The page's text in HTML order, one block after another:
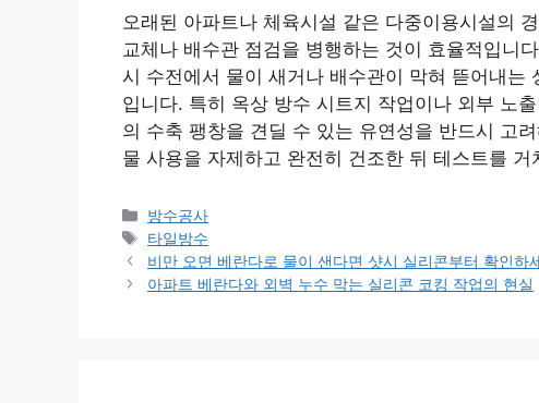
오래된 아파트나 체육시설 같은 다중이용시설의
교체나 배수관 점검을 병행하는 것이 효율적입니
시 수전에서 물이 새거나 배수관이 막혀 뜯어내는
입니다. 특히 옥상 방수 시트지 작업이나 외부 노
의 수축 팽창을 견딜 수 있는 유연성을 반드시 고
물 사용을 자제하고 완전히 건조한 뒤 테스트를
카
테
고
리
방수공사
태
그
타일방수
비만 오면 베란다로 물이 샌다면 샷시 실리콘부터 확인하
아파트 베란다와 외벽 누수 막는 실리콘 코킹 작업의 현실